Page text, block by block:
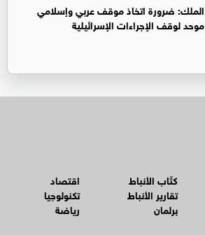
الملك: ضرورة اتخاذ موقف عربي وإسلامي
موحد لوقف الإجراءات الإسرائيلية
كتّاب الأنباط
تقارير الأنباط
برلمان
اقتصاد
تكنولوجيا
رياضة